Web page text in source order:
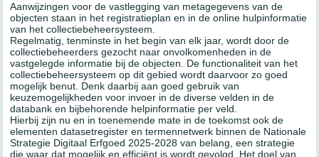
Aanwijzingen voor de vastlegging van metagegevens van de
objecten staan in het registratieplan en in de online hulpinformatie
van het collectiebeheersysteem.
Regelmatig, tenminste in het begin van elk jaar, wordt door de
collectiebeheerders gezocht naar onvolkomenheden in de
vastgelegde informatie bij de objecten. De functionaliteit van het
collectiebeheersysteem op dit gebied wordt daarvoor zo goed
mogelijk benut. Denk daarbij aan goed gebruik van
keuzemogelijkheden voor invoer in de diverse velden in de
databank en bijbehorende helpinformatie per veld.
Hierbij zijn nu en in toenemende mate in de toekomst ook de
elementen datasetregister en termennetwerk binnen de Nationale
Strategie Digitaal Erfgoed 2025-2028 van belang, een strategie
die waar dat mogelijk en efficiënt is wordt gevolgd. Het doel van